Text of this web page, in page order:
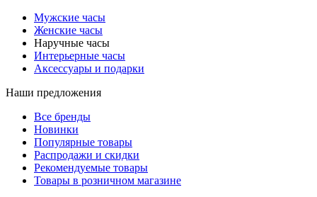
Мужские часы
Женские часы
Наручные часы
Интерьерные часы
Аксессуары и подарки
Наши предложения
Все бренды
Новинки
Популярные товары
Распродажи и скидки
Рекомендуемые товары
Товары в розничном магазине